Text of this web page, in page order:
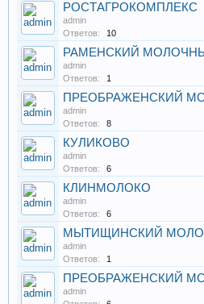
РОСТАГРОКОМПЛЕКС
admin
Ответов:
10
РАМЕНСКИЙ
admin
Ответов:
1
ПРЕОБРАЖЕНСКИЙ
admin
Ответов:
8
КУЛИКОВО
admin
Ответов:
6
КЛИНМОЛОКО
admin
Ответов:
6
МЫТИЩИНСКИЙ
admin
Ответов:
1
ПРЕОБРАЖЕНСКИЙ
admin